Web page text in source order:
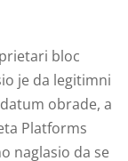
bloc
je da legitimni
obrade, a
Platforms
naglasio da se